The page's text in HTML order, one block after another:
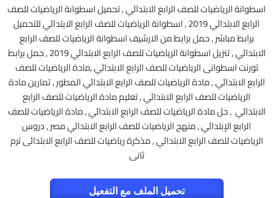
اسطوانة الرياضيات للصف الرابع الابتدائي , تحميل اسطوانة الرياضيات للصف
الرابع الابتدائي 2019 , اسطوانة الرياضيات للصف الرابع الابتدائي للتحميل
برابط مباشر , حمل برابط من الارشيف اسطوانة الرياضيات للصف الرابع
الابتدائي , تنزيل اسطوانة الرياضيات للصف الرابع الابتدائي 2019 , حمل برابط
تورنت اسطوانى الرياضيات للصف الرابع الابتدائي ,مادة الرياضيات للصف
الرابع الابتدائي , مادة الرياضيات للصف الرابع الابتدائي المطور , تمارين مادة
الرياضيات للصف الرابع الابتدائي , تعليم مادة الرياضيات للصف الرابع
الابتدائي , حل مادة الرياضيات للصف الرابع الابتدائي , مادة الرياضيات للصف
الرابع الإبتدائي , منهج الرياضيات للصف الرابع الابتدائي مصر , دروس
الرياضيات للصف الرابع الابتدائي , مذكرة رياضيات للصف الرابع الابتدائى ترم
ثانى
تحميل الملف مع التفعيل